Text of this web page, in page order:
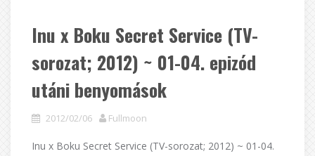
Inu x Boku Secret Service (TV-
sorozat; 2012) ~ 01-04. epizód
utáni benyomások
2012/02/06 Fullmoon
Inu x Boku Secret Service (TV-sorozat; 2012) ~ 01-04.